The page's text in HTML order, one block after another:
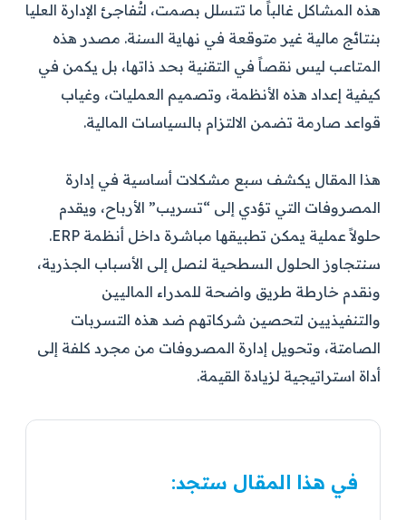
هذه المشاكل غالباً ما تتسلل بصمت، لتُفاجئ الإدارة العليا
بنتائج مالية غير متوقعة في نهاية السنة. مصدر هذه
المتاعب ليس نقصاً في التقنية بحد ذاتها، بل يكمن في
كيفية إعداد هذه الأنظمة، وتصميم العمليات، وغياب
قواعد صارمة تضمن الالتزام بالسياسات المالية.
هذا المقال يكشف سبع مشكلات أساسية في إدارة
المصروفات التي تؤدي إلى “تسريب” الأرباح، ويقدم
حلولاً عملية يمكن تطبيقها مباشرة داخل أنظمة ERP.
سنتجاوز الحلول السطحية لنصل إلى الأسباب الجذرية،
ونقدم خارطة طريق واضحة للمدراء الماليين
والتنفيذيين لتحصين شركاتهم ضد هذه التسربات
الصامتة، وتحويل إدارة المصروفات من مجرد كلفة إلى
أداة استراتيجية لزيادة القيمة.
في هذا المقال ستجد: